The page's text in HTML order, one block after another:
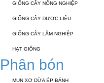
GIỐNG CÂY NÔNG NGHIỆP
GIỐNG CÂY DƯỢC LIỆU
GIỐNG CÂY LÂM NGHIỆP
HẠT GIỐNG
Phân bón
MỤN XƠ DỪA ÉP BÁNH